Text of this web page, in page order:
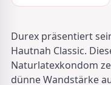
Durex präsentiert
Hautnah Classic.
Naturlatexkondom
dünne Wandstärke